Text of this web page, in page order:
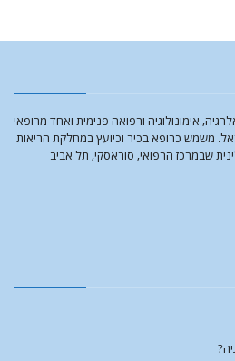
אימונולוגיה ורפואה פנימית ואחד מרופאי
משמש כרופא בכיר וכיועץ במחלקת הריאות
שבמרכז הרפואי, סוראסקי, תל אביב